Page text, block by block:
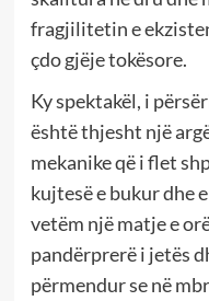
fragjilitetin e
çdo gjëje tokësore.
Ky spektakël, i
është thjesht një
mekanike që i flet
kujtesë e bukur dhe
vetëm një matje e
pandërprerë i jetës
përmendur se në